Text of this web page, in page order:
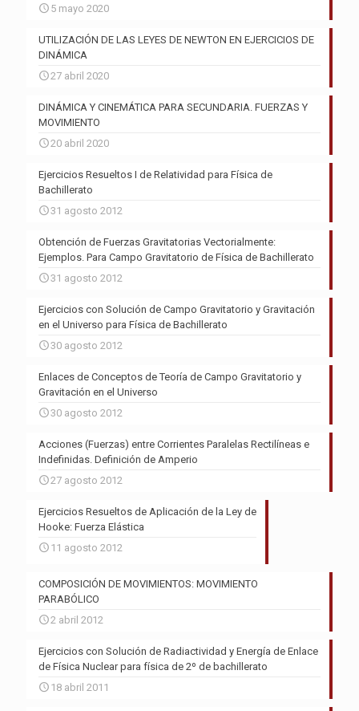
5 mayo 2020
UTILIZACIÓN DE LAS LEYES DE NEWTON EN EJERCICIOS DE
DINÁMICA
27 abril 2020
DINÁMICA Y CINEMÁTICA PARA SECUNDARIA. FUERZAS Y
MOVIMIENTO
20 abril 2020
Ejercicios Resueltos I de Relatividad para Física de
Bachillerato
31 agosto 2012
Obtención de Fuerzas Gravitatorias Vectorialmente:
Ejemplos. Para Campo Gravitatorio de Física de Bachillerato
31 agosto 2012
Ejercicios con Solución de Campo Gravitatorio y Gravitación
en el Universo para Física de Bachillerato
30 agosto 2012
Enlaces de Conceptos de Teoría de Campo Gravitatorio y
Gravitación en el Universo
30 agosto 2012
Acciones (Fuerzas) entre Corrientes Paralelas Rectilíneas e
Indefinidas. Definición de Amperio
27 agosto 2012
Ejercicios Resueltos de Aplicación de la Ley de
Hooke: Fuerza Elástica
11 agosto 2012
COMPOSICIÓN DE MOVIMIENTOS: MOVIMIENTO
PARABÓLICO
2 abril 2012
Ejercicios con Solución de Radiactividad y Energía de Enlace
de Física Nuclear para física de 2º de bachillerato
18 abril 2011